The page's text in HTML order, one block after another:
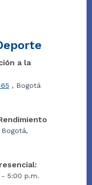
a la
, Bogotá
Bogotá,
- 5:00 p.m.